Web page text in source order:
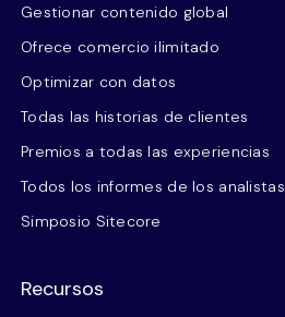
Gestionar contenido global
Ofrece comercio ilimitado
Optimizar con datos
Todas las historias de clientes
Premios a todas las experiencias
Todos los informes de los analistas
Simposio Sitecore
Recursos